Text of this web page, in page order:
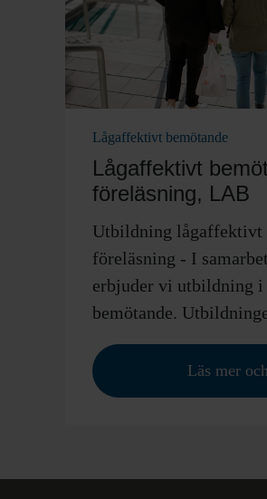
Lågaffektivt bemötande
Lågaffektivt
föreläsning, LAB
Utbildning lågaffektivt
föreläsning - I
erbjuder vi utbildning
bemötande.
Läs mer